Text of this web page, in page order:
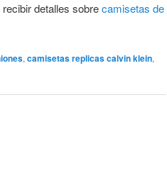
detalles sobrecamisetas de
, camisetas replicas calvin klein,